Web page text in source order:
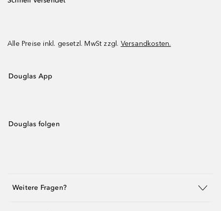
Alle Preise inkl. gesetzl. MwSt zzgl. Versandkosten.
Douglas App
Douglas folgen
Weitere Fragen?